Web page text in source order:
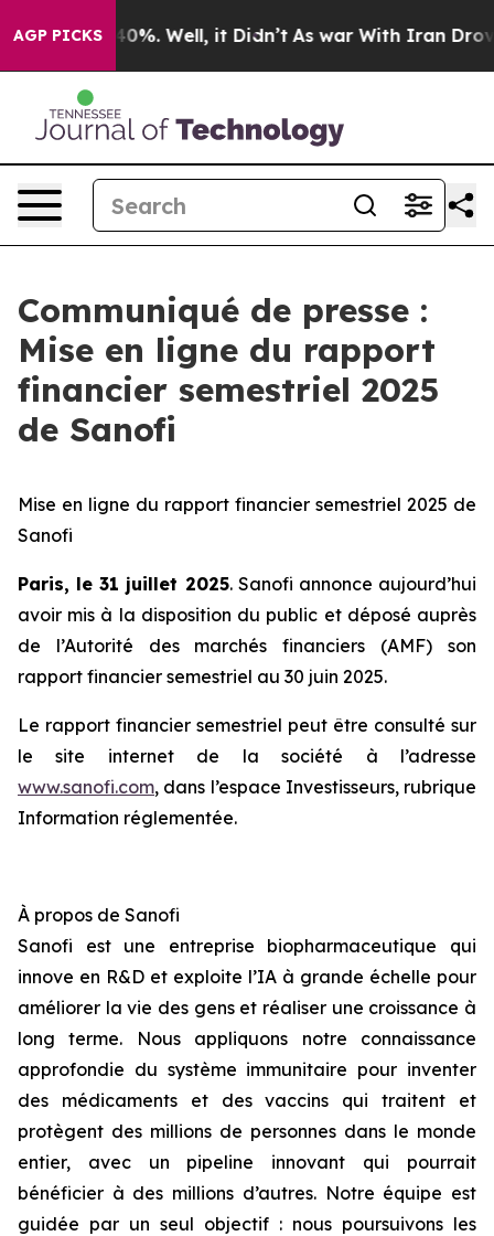
AGP PICKS
Around 40%. Well, it Didn’t As war With Iran Drove
Communiqué de presse :
Mise en ligne du rapport
financier semestriel 2025
de Sanofi
Mise en ligne du rapport financier semestriel 2025 de
Sanofi
Paris, le 31 juillet 2025. Sanofi annonce aujourd’hui
avoir mis à la disposition du public et déposé auprès
de l’Autorité des marchés financiers (AMF) son
rapport financier semestriel au 30 juin 2025.
Le rapport financier semestriel peut être consulté sur
le site internet de la société à l’adresse
www.sanofi.com, dans l’espace Investisseurs, rubrique
Information réglementée.
À propos de Sanofi
Sanofi est une entreprise biopharmaceutique qui
innove en R&D et exploite l’IA à grande échelle pour
améliorer la vie des gens et réaliser une croissance à
long terme. Nous appliquons notre connaissance
approfondie du système immunitaire pour inventer
des médicaments et des vaccins qui traitent et
protègent des millions de personnes dans le monde
entier, avec un pipeline innovant qui pourrait
bénéficier à des millions d’autres. Notre équipe est
guidée par un seul objectif : nous poursuivons les